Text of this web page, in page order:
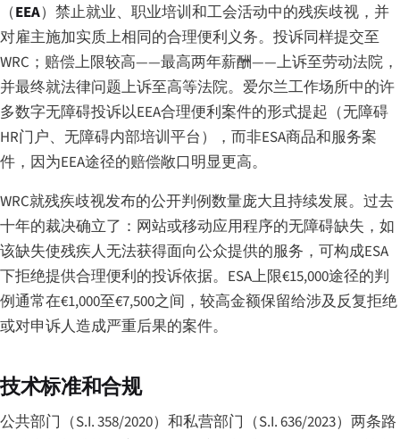
（EEA）禁止就业、职业培训和工会活动中的残疾歧视，并
对雇主施加实质上相同的合理便利义务。投诉同样提交至
WRC；赔偿上限较高——最高两年薪酬——上诉至劳动法院，
并最终就法律问题上诉至高等法院。爱尔兰工作场所中的许
多数字无障碍投诉以EEA合理便利案件的形式提起（无障碍
HR门户、无障碍内部培训平台），而非ESA商品和服务案
件，因为EEA途径的赔偿敞口明显更高。
WRC就残疾歧视发布的公开判例数量庞大且持续发展。过去
十年的裁决确立了：网站或移动应用程序的无障碍缺失，如
该缺失使残疾人无法获得面向公众提供的服务，可构成ESA
下拒绝提供合理便利的投诉依据。ESA上限€15,000途径的判
例通常在€1,000至€7,500之间，较高金额保留给涉及反复拒绝
或对申诉人造成严重后果的案件。
技术标准和合规
公共部门（S.I. 358/2020）和私营部门（S.I. 636/2023）两条路